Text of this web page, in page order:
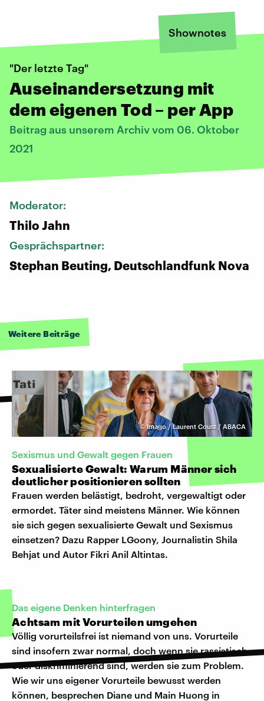
Shownotes
"Der letzte Tag"
Auseinandersetzung mit
dem eigenen Tod – per App
Beitrag aus unserem Archiv vom 06. Oktober
2021
Moderator:
Thilo Jahn
Gesprächspartner:
Stephan Beuting, Deutschlandfunk Nova
Weitere Beiträge
©Imago / Laurent Coust / ABACA
Sexismus und Gewalt gegen Frauen
Sexualisierte Gewalt: Warum Männer sich
deutlicher positionieren sollten
Frauen werden belästigt, bedroht, vergewaltigt oder
ermordet. Täter sind meistens Männer. Wie können
sie sich gegen sexualisierte Gewalt und Sexismus
einsetzen? Dazu Rapper LGoony, Journalistin Shila
Behjat und Autor Fikri Anil Altintas.
Das eigene Denken hinterfragen
Achtsam mit Vorurteilen umgehen
Völlig vorurteilsfrei ist niemand von uns. Vorurteile
sind insofern zwar normal, doch wenn sie rassistisch
oder diskriminierend sind, werden sie zum Problem.
Wie wir uns eigener Vorurteile bewusst werden
können, besprechen Diane und Main Huong in